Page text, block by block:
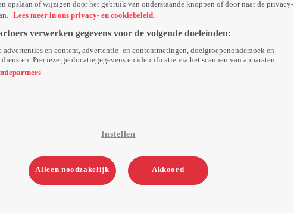
opslaan of wijzigen door het gebruik van onderstaande knoppen of door naar de privacy-
Lees meer in ons privacy- en cookiebeleid.
verwerken gegevens voor de volgende doeleinden:
advertenties en content, advertentie- en contentmetingen, doelgroepenonderzoek en
Precieze geolocatiegegevens en identificatie via het scannen van apparaten.
Instellen
Alleen noodzakelijk Akkoord